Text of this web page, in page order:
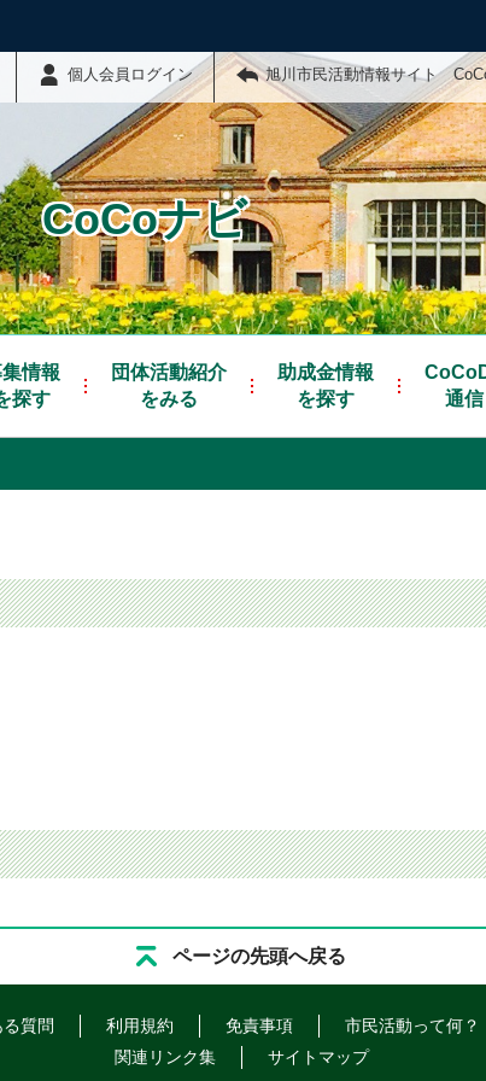
個人会員ログイン 旭川市民活動情報サイト
CoCoナビ
情報
探す
団体活動紹介
をみる
助成金情報
を探す
通信
ページの先頭へ戻る
質問 利用規約 免責事項 市民活動って何？
関連リンク集
サイトマップ